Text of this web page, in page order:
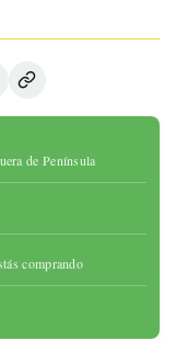
de Península
comprando